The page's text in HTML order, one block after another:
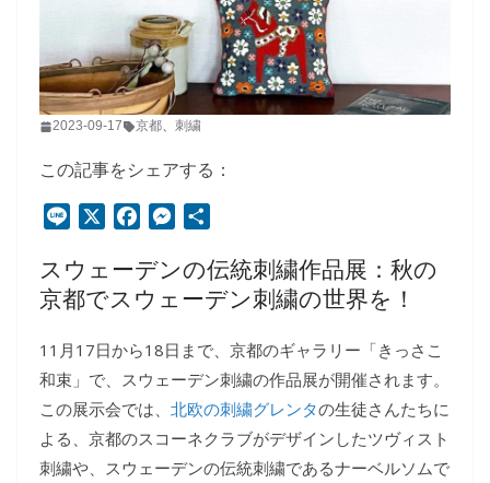
2023-09-17 京都、 刺繍
この記事をシェアする：
n
e
c
e
o
o
k
M
s
s
n
e
スウェーデンの伝統刺繍作品展：秋の
京都でスウェーデン刺繍の世界を！
11月17日から18日まで、京都のギャラリー「きっさこ
和束」で、スウェーデン刺繍の作品展が開催されます。
この展示会では、 北欧の刺繍グレンタの生徒さんたちに
よる、京都のスコーネクラブがデザインしたツヴィスト
刺繍や、スウェーデンの伝統刺繍であるナーベルソムで